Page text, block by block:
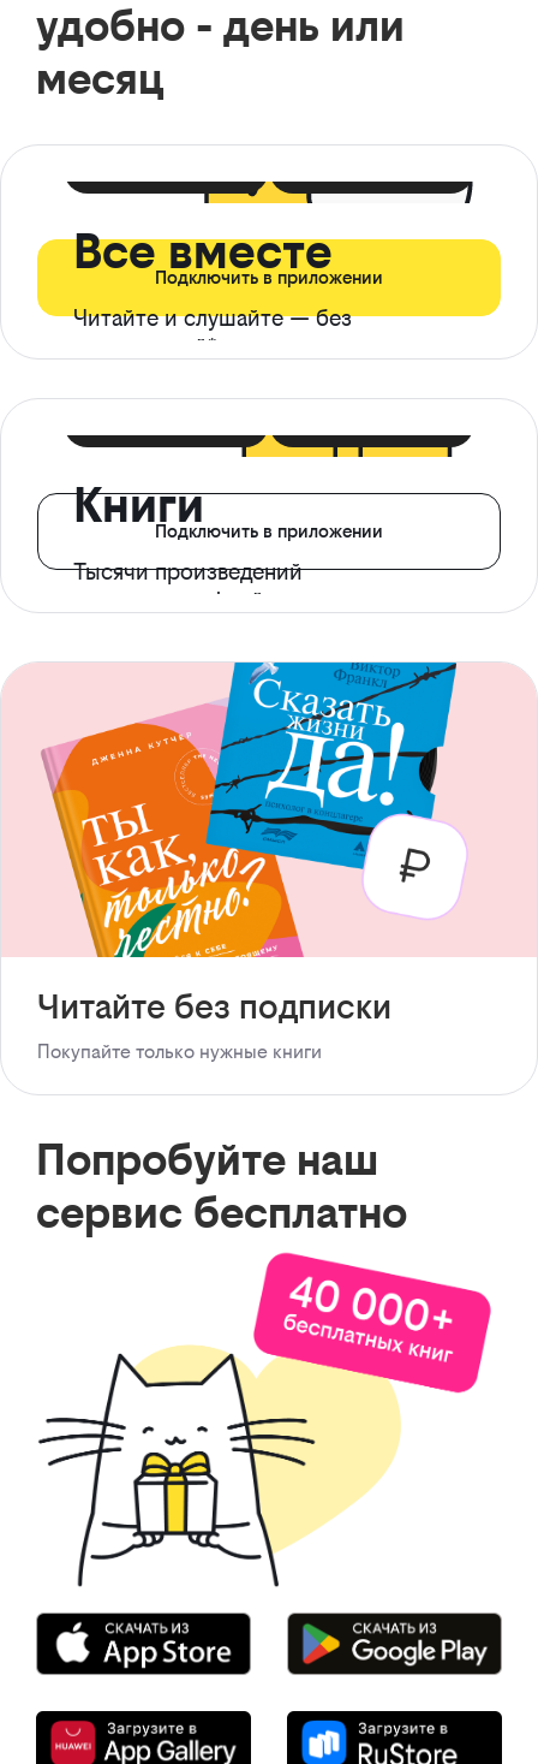
удобно - день или
месяц
Все вместе
Читайте и слушайте — без
ограничений*
Подключить в приложении
Книги
Тысячи произведений
с доступом офлайн
Подключить в приложении
Читайте без подписки
Покупайте только нужные книги
Попробуйте наш
сервис бесплатно